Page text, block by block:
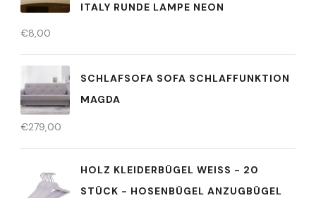
ITALY RUNDE LAMPE NEON
€8,00
SCHLAFSOFA SOFA SCHLAFFUNKTION
MAGDA
€279,00
HOLZ KLEIDERBÜGEL WEISS - 20 S
TÜCK - HOSENBÜGEL ANZUGBÜGEL B